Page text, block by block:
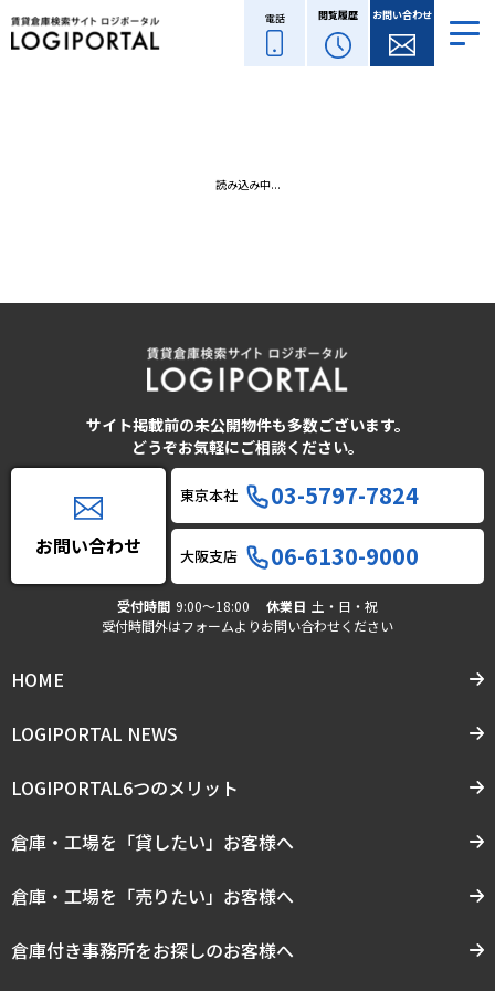
電話 閲覧履歴 お問い合わせ
読み込み中...
サイト掲載前の未公開物件も多数ございます。
どうぞお気軽にご相談ください。
お問い合わせ
東京本社 03-5797-7824
大阪支店 06-6130-9000
受付時間 9:00〜18:00 休業日 土・日・祝
受付時間外はフォームよりお問い合わせください
HOME
LOGIPORTAL NEWS
LOGIPORTAL6つのメリット
倉庫・工場を「貸したい」お客様へ
倉庫・工場を「売りたい」お客様へ
倉庫付き事務所をお探しのお客様へ